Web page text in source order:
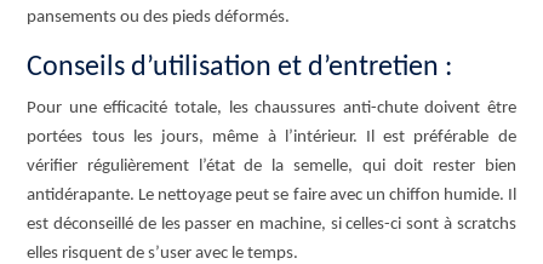
pansements ou des pieds déformés.
Conseils d’utilisation et d’entretien :
Pour une efficacité totale, les chaussures anti-chute doivent être
portées tous les jours, même à l’intérieur. Il est préférable de
vérifier régulièrement l’état de la semelle, qui doit rester bien
antidérapante. Le nettoyage peut se faire avec un chiffon humide. Il
est déconseillé de les passer en machine, si celles-ci sont à scratchs
elles risquent de s’user avec le temps.